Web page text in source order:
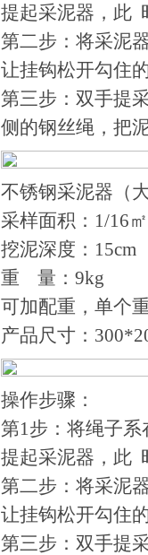
提起采泥器，此
第二步：将采泥
让挂钩松开勾住
第三步：双手提
侧的钢丝绳，把
不锈钢采泥器（
采样面积：1/16㎡
挖泥深度：15cm
重 量：9kg
可加配重，单个
产品尺寸：
操作步骤：
第1步：将绳子
提起采泥器，此
第二步：将采泥
让挂钩松开勾住
第三步：双手提